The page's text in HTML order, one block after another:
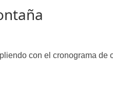
con el cronograma de